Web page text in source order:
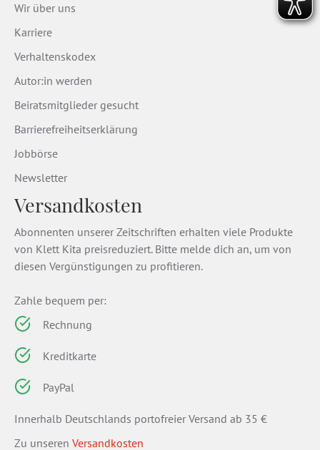
Wir über uns
Karriere
Verhaltenskodex
Autor:in werden
Beiratsmitglieder gesucht
Barrierefreiheitserklärung
Jobbörse
Newsletter
Versandkosten
Abonnenten unserer Zeitschriften erhalten viele Produkte
von Klett Kita preisreduziert. Bitte melde dich an, um von
diesen Vergünstigungen zu profitieren.
Zahle bequem per:
Rechnung
Kreditkarte
PayPal
Innerhalb Deutschlands portofreier Versand ab 35 €
Zu unseren Versandkosten